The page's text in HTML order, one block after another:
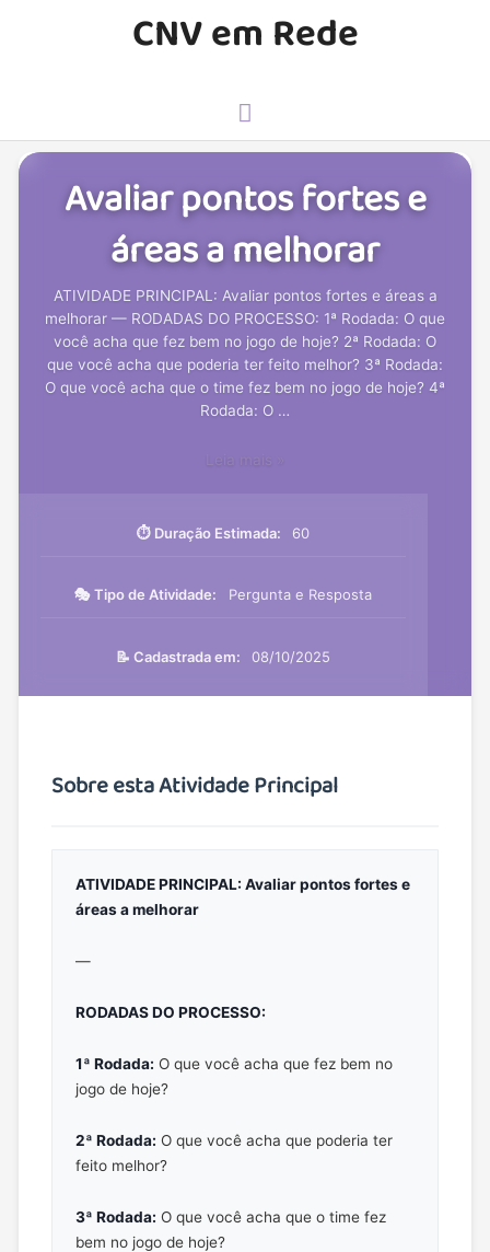
CNV em Rede
Avaliar pontos fortes e
áreas a melhorar
ATIVIDADE PRINCIPAL: Avaliar pontos fortes e áreas a
melhorar — RODADAS DO PROCESSO: 1ª Rodada: O que
você acha que fez bem no jogo de hoje? 2ª Rodada: O
que você acha que poderia ter feito melhor? 3ª Rodada:
O que você acha que o time fez bem no jogo de hoje? 4ª
Rodada: O …
⏱️ Duração Estimada: 60
🎭 Tipo de Atividade: Pergunta e Resposta
📝 Cadastrada em: 08/10/2025
Sobre esta Atividade Principal
ATIVIDADE PRINCIPAL: Avaliar pontos fortes e
áreas a melhorar
—
RODADAS DO PROCESSO:
1ª Rodada: O que você acha que fez bem no
jogo de hoje?
2ª Rodada: O que você acha que poderia ter
feito melhor?
3ª Rodada: O que você acha que o time fez
bem no jogo de hoje?